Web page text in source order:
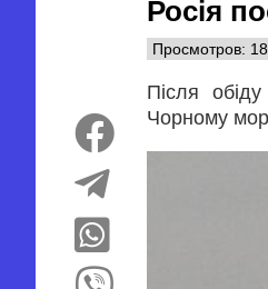
Росія
Просмотров:
Після
Чорному